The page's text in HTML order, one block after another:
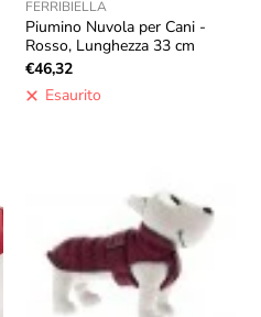
FERRIBIELLA
Piumino Nuvola per Cani -
Rosso, Lunghezza 33 cm
€46,32
Esaurito